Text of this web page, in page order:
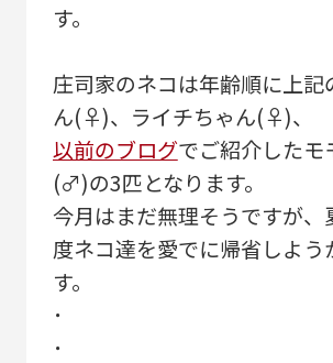
す。
庄司家のネコは年齢順に上記
ん(♀)、ライチちゃん(♀)、
以前のブログでご紹介したモ
(♂)の3匹となります。
今月はまだ無理そうですが、
度ネコ達を愛でに帰省しよう
す。
･
･